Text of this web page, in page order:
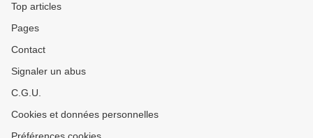
Top articles
Pages
Contact
Signaler un abus
C.G.U.
Cookies et données personnelles